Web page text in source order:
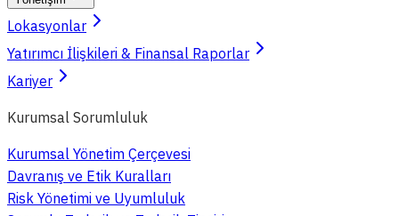
Lokasyonlar
Yatırımcı İlişkileri & Finansal Raporlar
Kariyer
Kurumsal Sorumluluk
Kurumsal Yönetim Çerçevesi
Davranış ve Etik Kuralları
Risk Yönetimi ve Uyumluluk